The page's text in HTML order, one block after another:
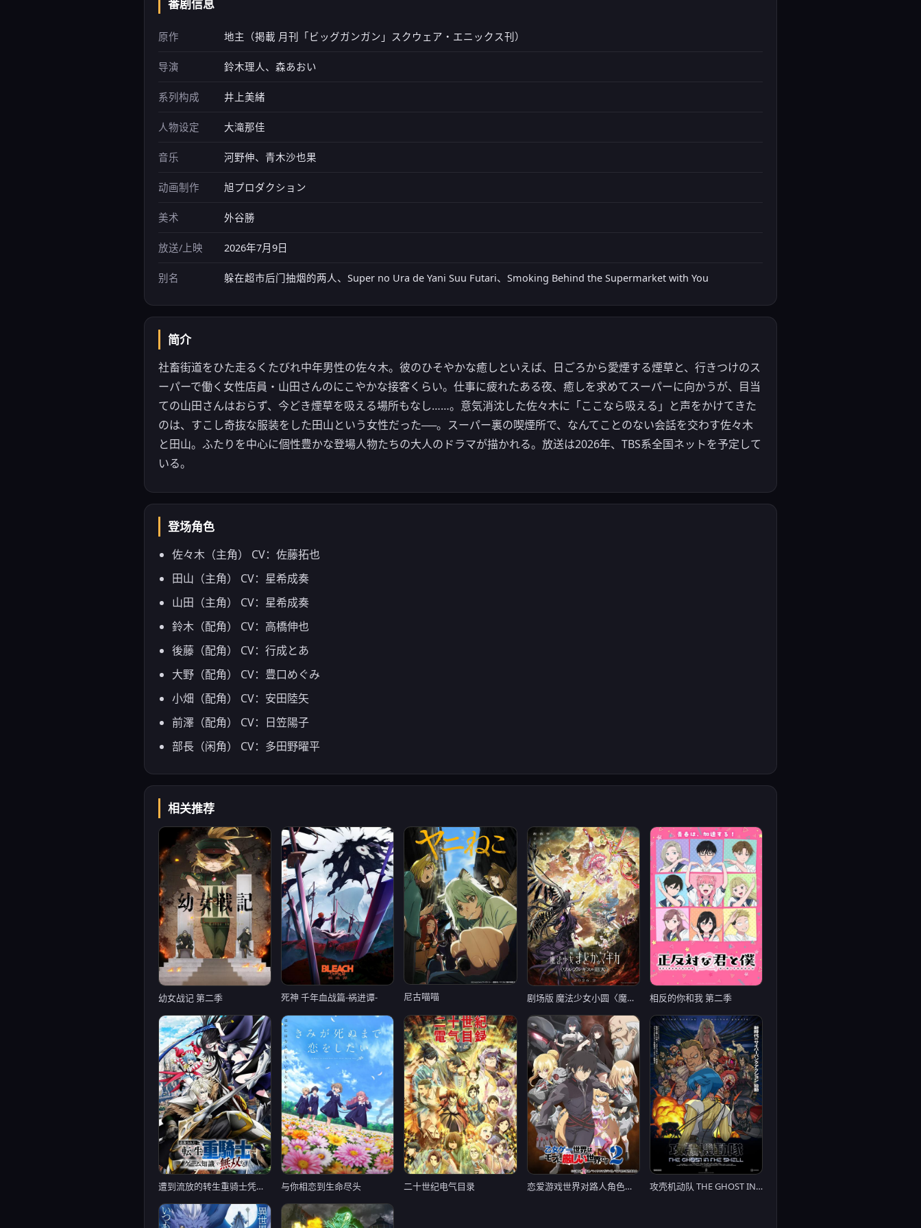
番剧信息
原作 地主（掲載 月刊「ビッグガンガン」スクウェア・エニックス刊）
导演 鈴木理人、森あおい
系列构成 井上美緒
人物设定 大滝那佳
音乐 河野伸、青木沙也果
动画制作 旭プロダクション
美术 外谷勝
放送/上映 2026年7月9日
别名 躲在超市后门抽烟的两人、Super no Ura de Yani Suu Futari、Smoking Behind the Supermarket with You
简介
社畜街道をひた走るくたびれ中年男性の佐々木。彼のひそやかな癒しといえば、日ごろから愛煙する煙草と、行きつけのス
ーパーで働く女性店員・山田さんのにこやかな接客くらい。仕事に疲れたある夜、癒しを求めてスーパーに向かうが、目当
ての山田さんはおらず、今どき煙草を吸える場所もなし……。意気消沈した佐々木に「ここなら吸える」と声をかけてきた
のは、すこし奇抜な服装をした田山という女性だった──。スーパー裏の喫煙所で、なんてことのない会話を交わす佐々木
と田山。ふたりを中心に個性豊かな登場人物たちの大人のドラマが描かれる。放送は2026年、TBS系全国ネットを予定して
いる。
登场角色
佐々木（主角） CV：佐藤拓也
田山（主角） CV：星希成奏
山田（主角） CV：星希成奏
鈴木（配角） CV：高橋伸也
後藤（配角） CV：行成とあ
大野（配角） CV：豊口めぐみ
小畑（配角） CV：安田陸矢
前澤（配角） CV：日笠陽子
部長（闲角） CV：多田野曜平
相关推荐
幼女战记 第二季 死神 千年血战篇-祸进谭- 尼古喵喵 剧场版 魔法少女小圆〈魔女之夜的回天〉 相反的你和我 第二季
遭到流放的转生重骑士凭借游戏知识大开无双 与你相恋到生命尽头 二十世纪电气目录 恋爱游戏世界对路人角色很不友好 第二季 攻壳机动队 THE GHOST IN THE SHELL